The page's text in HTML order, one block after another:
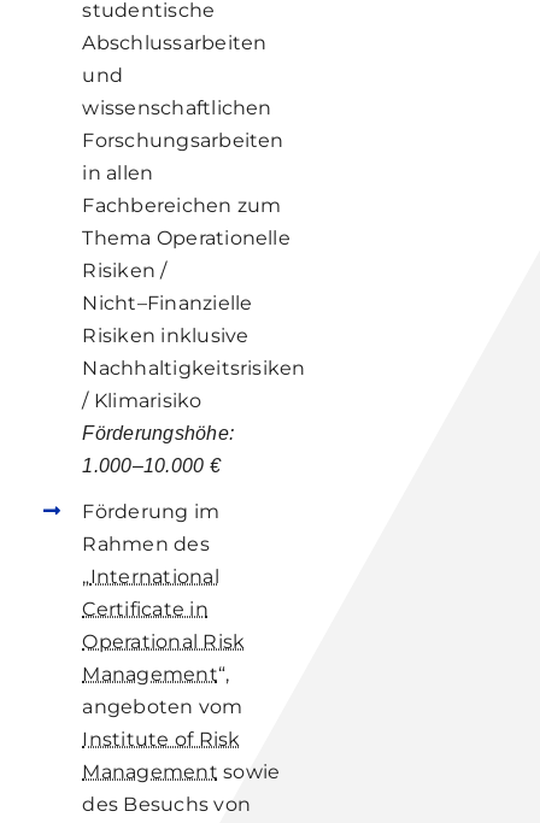
studentische
Abschlussarbeiten
und
wissenschaftlichen
Forschungsarbeiten
in allen
Fachbereichen zum
Thema Operationelle
Risiken /
Nicht–Finanzielle
Risiken inklusive
Nachhaltigkeitsrisiken
/ Klimarisiko
Förderungshöhe:
1.000–10.000 €
Förderung im
Rahmen des
„International
Certificate in
Operational Risk
Management“,
angeboten vom
Institute of Risk
Management sowie
des Besuchs von